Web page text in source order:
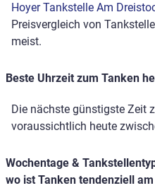
Hoyer Tankstelle Am
Preisvergleich von
meist.
Beste Uhrzeit zum Tanken
Die nächste günstigste Zeit
voraussichtlich heute
Wochentage &
wo ist Tanken tendenziell